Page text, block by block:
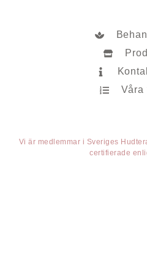
Våra
Vi är medlemmar i Sveriges
certifierade